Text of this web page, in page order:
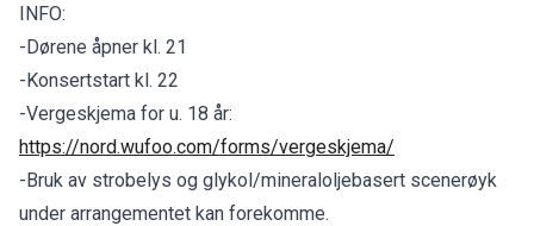
INFO:
-Dørene åpner kl. 21
-Konsertstart kl. 22
-Vergeskjema for u. 18 år:
https://nord.wufoo.com/forms/vergeskjema/
-Bruk av strobelys og glykol/mineraloljebasert scenerøyk
under arrangementet kan forekomme.